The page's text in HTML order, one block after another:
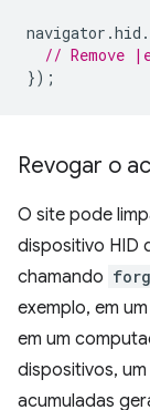
navigator .hid .
// Remove
});
Revogar o
O site pode
dispositivo HID
chamando
exemplo, em
em um
dispositivos,
acumuladas